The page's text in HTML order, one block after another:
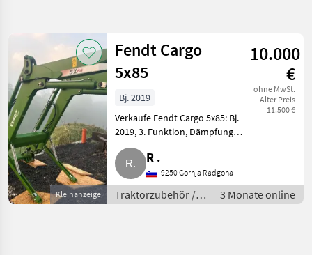
Kleinanzeige
Fendt Cargo
5x85
10.000
€
ohne MwSt.
Alter Preis
11.500 €
Bj. 2019
Verkaufe Fendt Cargo 5x85: Bj.
2019, 3. Funktion, Dämpfung
dw, hydr.
Werkzeugverriegelung,
Anbaukonsolen von Fendt 724.
Traktorzubehör Frontlader
R .
9250 Gornja Radgona
Traktorzubehör /
Frontlader
3 Monate online